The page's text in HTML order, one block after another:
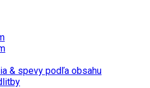
& spevy podľa obsahu